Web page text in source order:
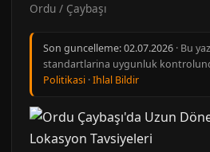
Ordu / Çaybaşı
Son guncelleme:02.07.2026 · Bu
standartlarina uygunluk
Politikasi ·Ihlal Bildir